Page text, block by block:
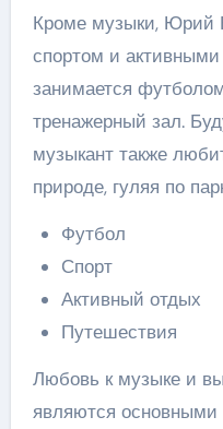
Кроме музыки, Юрий
спортом и
занимается
тренажерный зал.
музыкант также
природе, гуляя по
Футбол
Спорт
Активный отдых
Путешествия
Любовь к музыке и
являются